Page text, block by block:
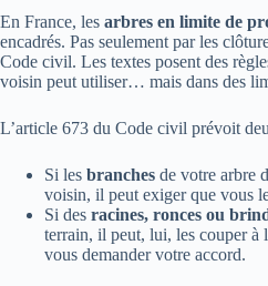
En France, les arbres en limite de
encadrés. Pas seulement par les
Code civil. Les textes posent des
voisin peut utiliser… mais dans des
L’article 673 du Code civil prévoit
Si les branches de votre arbre
voisin, il peut exiger que vous
Si des racines, ronces ou
terrain, il peut, lui, les couper à
vous demander votre accord.